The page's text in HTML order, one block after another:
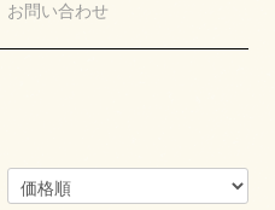
お問い合わせ